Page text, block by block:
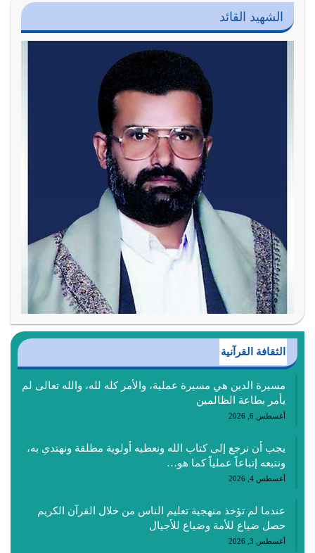
الشهيد القائد
الثقافة القرآنية
مسيرة الدين هي مسيرة عملية، والأمر كله لله، والله تعالى لم
يأمر بطاعة الظالمين
أغسطس 6, 2026
يجب أن نرجع إلى كتاب الله ونعطيه أولوية مطلقة ونهتدي به،
ونتبعه إتباعاً عملياً كما هو…
أغسطس 4, 2026
عندما لم تؤخذ منهجية تعليم الناس من خلال القرآن الكريم
حصل ضياع للأمة وضياع للأجيال
أغسطس 3, 2026